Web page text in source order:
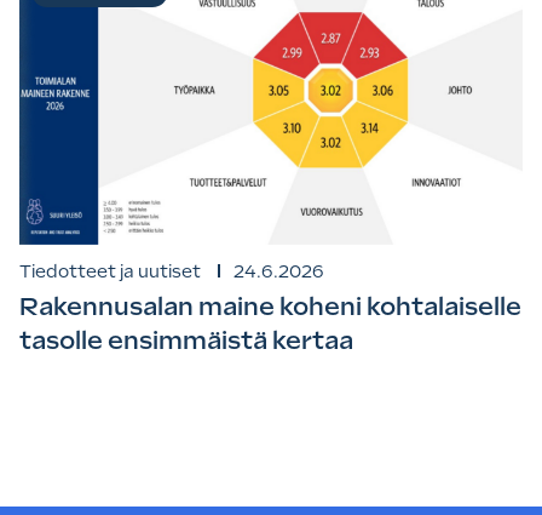
Tiedotteet ja uutiset 24.6.2026
Rakennusalan maine koheni kohtalaiselle
tasolle ensimmäistä kertaa